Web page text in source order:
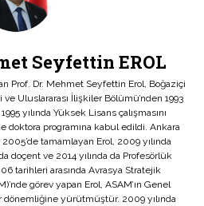
Seyfettin EROL
Prof. Dr. Mehmet Seyfettin Erol, Boğaziçi
Uluslararası İlişkiler Bölümü’nden 1993
yılında Yüksek Lisans çalışmasını
doktora programına kabul edildi. Ankara
tamamlayan Erol, 2009 yılında
doçent ve 2014 yılında da Profesörlük
tarihleri arasında Avrasya Stratejik
görev yapan Erol, ASAM’ın Genel
dönemliğine yürütmüştür. 2009 yılında